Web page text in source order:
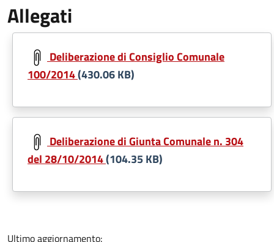
Allegati
Document
Deliberazione di Consiglio Comunale
100/2014(430.06 KB)
Document
Deliberazione di Giunta Comunale n. 304
del 28/10/2014(104.35 KB)
Ultimo aggiornamento: